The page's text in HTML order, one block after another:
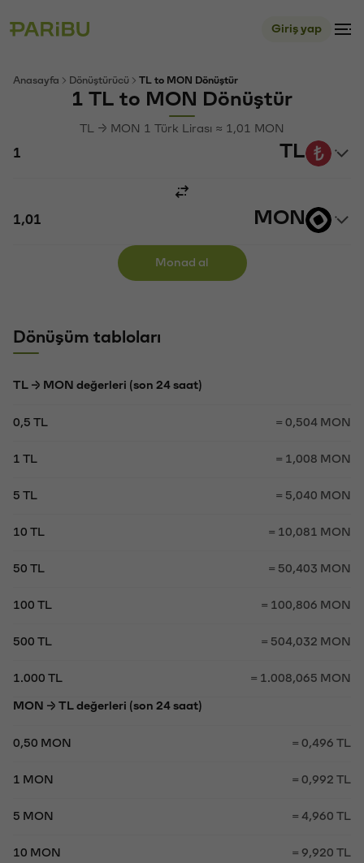
Giriş yap
Anasayfa Dönüştürücü TL to MON Dönüştür
1 TL to MON Dönüştür
TL → MON 1 Türk Lirası ≈ 1,01 MON
TL
MON
Monad al
Dönüşüm tabloları
TL → MON değerleri (son 24 saat)
0,5 TL = 0,504 MON
1 TL = 1,008 MON
5 TL = 5,040 MON
10 TL = 10,081 MON
50 TL = 50,403 MON
100 TL = 100,806 MON
500 TL = 504,032 MON
1.000 TL = 1.008,065 MON
MON → TL değerleri (son 24 saat)
0,50 MON = 0,496 TL
1 MON = 0,992 TL
5 MON = 4,960 TL
10 MON = 9,920 TL